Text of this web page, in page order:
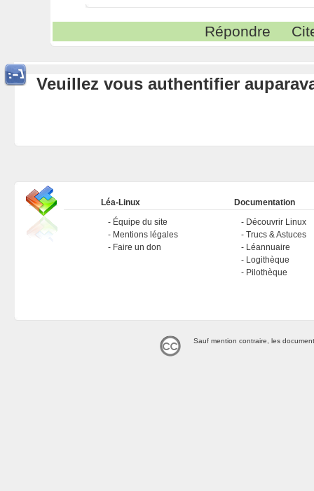
Répondre
Veuillez vous authentifier
Léa-Linux
Équipe du site
Mentions légales
Faire un don
Documentation
Découvrir Linux
Trucs & Astuces
Léannuaire
Logithèque
Pilothèque
Sauf mention contraire, les